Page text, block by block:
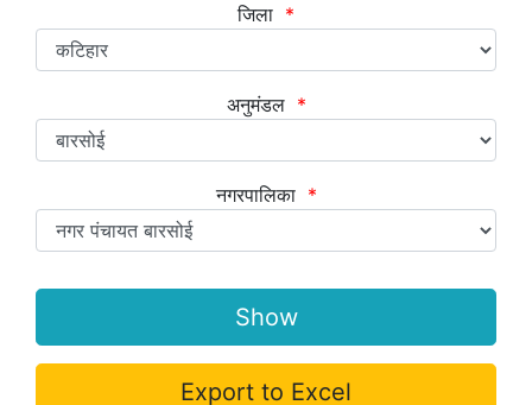
जिला *
अनुमंडल *
नगरपालिका *
Export to Excel